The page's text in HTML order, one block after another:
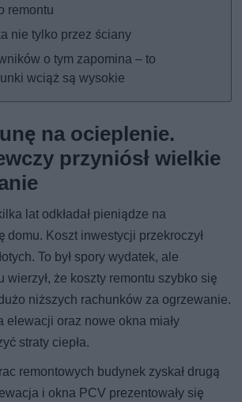
remontu
nie tylko przez ściany
o tym zapomina – to
wciąż są wysokie
na ocieplenie.
przyniósł wielkie
lat odkładał pieniądze na
domu. Koszt inwestycji przekroczył
To był spory wydatek, ale
wierzył, że koszty remontu szybko się
niższych rachunków za ogrzewanie.
elewacji oraz nowe okna miały
straty ciepła.
remontowych budynek zyskał drugą
i okna PCV prezentowały się